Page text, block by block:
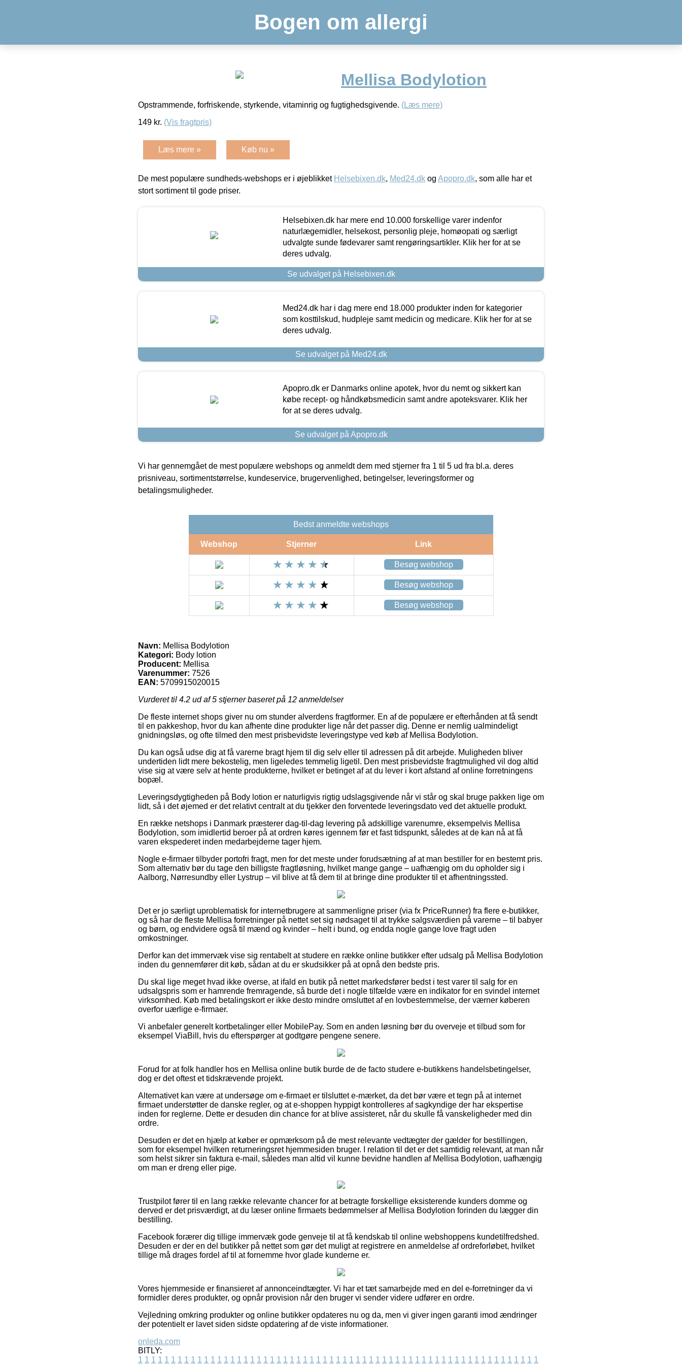
Bogen om allergi
Mellisa Bodylotion
Opstrammende, forfriskende, styrkende, vitaminrig og fugtighedsgivende. (Læs mere)
149 kr. (Vis fragtpris)
Læs mere » Køb nu »
De mest populære sundheds-webshops er i øjeblikket Helsebixen.dk, Med24.dk og Apopro.dk, som alle har et
stort sortiment til gode priser.
Helsebixen.dk har mere end 10.000 forskellige varer indenfor
naturlægemidler, helsekost, personlig pleje, homøopati og særligt
udvalgte sunde fødevarer samt rengøringsartikler. Klik her for at se
deres udvalg.
Se udvalget på Helsebixen.dk
Med24.dk har i dag mere end 18.000 produkter inden for kategorier
som kosttilskud, hudpleje samt medicin og medicare. Klik her for at se
deres udvalg.
Se udvalget på Med24.dk
Apopro.dk er Danmarks online apotek, hvor du nemt og sikkert kan
købe recept- og håndkøbsmedicin samt andre apoteksvarer. Klik her
for at se deres udvalg.
Se udvalget på Apopro.dk
Vi har gennemgået de mest populære webshops og anmeldt dem med stjerner fra 1 til 5 ud fra bl.a. deres
prisniveau, sortimentstørrelse, kundeservice, brugervenlighed, betingelser, leveringsformer og
betalingsmuligheder.
Bedst anmeldte webshops
Webshop Stjerner Link
Besøg webshop
Besøg webshop
Besøg webshop
Navn: Mellisa Bodylotion
Kategori: Body lotion
Producent: Mellisa
Varenummer: 7526
EAN: 5709915020015
Vurderet til 4.2 ud af 5 stjerner baseret på 12 anmeldelser
De fleste internet shops giver nu om stunder alverdens fragtformer. En af de populære er efterhånden at få sendt
til en pakkeshop, hvor du kan afhente dine produkter lige når det passer dig. Denne er nemlig ualmindeligt
gnidningsløs, og ofte tilmed den mest prisbevidste leveringstype ved køb af Mellisa Bodylotion.
Du kan også udse dig at få varerne bragt hjem til dig selv eller til adressen på dit arbejde. Muligheden bliver
undertiden lidt mere bekostelig, men ligeledes temmelig ligetil. Den mest prisbevidste fragtmulighed vil dog altid
vise sig at være selv at hente produkterne, hvilket er betinget af at du lever i kort afstand af online forretningens
bopæl.
Leveringsdygtigheden på Body lotion er naturligvis rigtig udslagsgivende når vi står og skal bruge pakken lige om
lidt, så i det øjemed er det relativt centralt at du tjekker den forventede leveringsdato ved det aktuelle produkt.
En række netshops i Danmark præsterer dag-til-dag levering på adskillige varenumre, eksempelvis Mellisa
Bodylotion, som imidlertid beroer på at ordren køres igennem før et fast tidspunkt, således at de kan nå at få
varen ekspederet inden medarbejderne tager hjem.
Nogle e-firmaer tilbyder portofri fragt, men for det meste under forudsætning af at man bestiller for en bestemt pris.
Som alternativ bør du tage den billigste fragtløsning, hvilket mange gange – uafhængig om du opholder sig i
Aalborg, Nørresundby eller Lystrup – vil blive at få dem til at bringe dine produkter til et afhentningssted.
Det er jo særligt uproblematisk for internetbrugere at sammenligne priser (via fx PriceRunner) fra flere e-butikker,
og så har de fleste Mellisa forretninger på nettet set sig nødsaget til at trykke salgsværdien på varerne – til babyer
og børn, og endvidere også til mænd og kvinder – helt i bund, og endda nogle gange love fragt uden
omkostninger.
Derfor kan det immervæk vise sig rentabelt at studere en række online butikker efter udsalg på Mellisa Bodylotion
inden du gennemfører dit køb, sådan at du er skudsikker på at opnå den bedste pris.
Du skal lige meget hvad ikke overse, at ifald en butik på nettet markedsfører bedst i test varer til salg for en
udsalgspris som er hamrende fremragende, så burde det i nogle tilfælde være en indikator for en svindel internet
virksomhed. Køb med betalingskort er ikke desto mindre omsluttet af en lovbestemmelse, der værner køberen
overfor uærlige e-firmaer.
Vi anbefaler generelt kortbetalinger eller MobilePay. Som en anden løsning bør du overveje et tilbud som for
eksempel ViaBill, hvis du efterspørger at godtgøre pengene senere.
Forud for at folk handler hos en Mellisa online butik burde de de facto studere e-butikkens handelsbetingelser,
dog er det oftest et tidskrævende projekt.
Alternativet kan være at undersøge om e-firmaet er tilsluttet e-mærket, da det bør være et tegn på at internet
firmaet understøtter de danske regler, og at e-shoppen hyppigt kontrolleres af sagkyndige der har ekspertise
inden for reglerne. Dette er desuden din chance for at blive assisteret, når du skulle få vanskeligheder med din
ordre.
Desuden er det en hjælp at køber er opmærksom på de mest relevante vedtægter der gælder for bestillingen,
som for eksempel hvilken returneringsret hjemmesiden bruger. I relation til det er det samtidig relevant, at man når
som helst sikrer sin faktura e-mail, således man altid vil kunne bevidne handlen af Mellisa Bodylotion, uafhængig
om man er dreng eller pige.
Trustpilot fører til en lang række relevante chancer for at betragte forskellige eksisterende kunders domme og
derved er det prisværdigt, at du læser online firmaets bedømmelser af Mellisa Bodylotion forinden du lægger din
bestilling.
Facebook forærer dig tillige immervæk gode genveje til at få kendskab til online webshoppens kundetilfredshed.
Desuden er der en del butikker på nettet som gør det muligt at registrere en anmeldelse af ordreforløbet, hvilket
tillige må drages fordel af til at fornemme hvor glade kunderne er.
Vores hjemmeside er finansieret af annonceindtægter. Vi har et tæt samarbejde med en del e-forretninger da vi
formidler deres produkter, og opnår provision når den bruger vi sender videre udfører en ordre.
Vejledning omkring produkter og online butikker opdateres nu og da, men vi giver ingen garanti imod ændringer
der potentielt er lavet siden sidste opdatering af de viste informationer.
onleda.com
BITLY:
1 1 1 1 1 1 1 1 1 1 1 1 1 1 1 1 1 1 1 1 1 1 1 1 1 1 1 1 1 1 1 1 1 1 1 1 1 1 1 1 1 1 1 1 1 1 1 1 1 1 1 1 1 1 1 1 1 1 1 1 1